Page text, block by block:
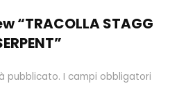
“TRACOLLA STAGG
pubblicato. I campi obbligatori